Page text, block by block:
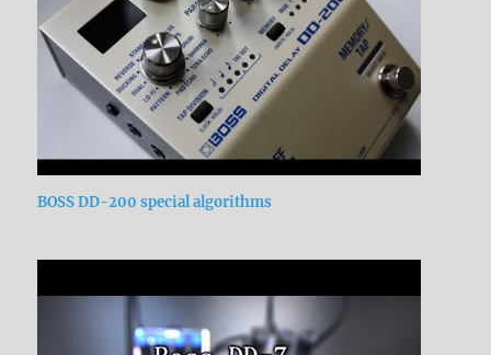
BOSS DD-200 special algorithms